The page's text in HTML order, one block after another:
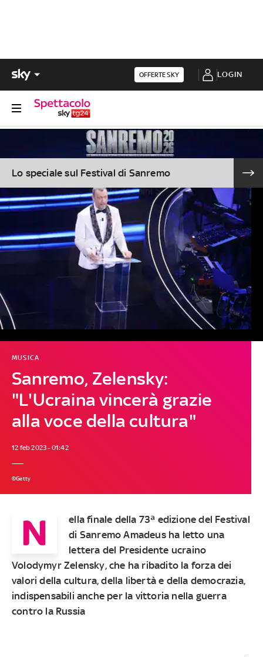
OFFERTE SKY LOGIN
Lo speciale sul Festival di Sanremo
Sanremo, Zelensky:
"L'Ucraina vincerà grazie
alla voce della cultura"
MUSICA
12 feb 2023 - 01:42
©Getty
N
ella finale della 73ª edizione del Festival
di Sanremo Amadeus ha letto una
lettera del Presidente ucraino
Volodymyr Zelensky, che ha ribadito la forza dei
valori della cultura, della libertà e della democrazia,
indispensabili anche per la vittoria nella guerra
contro la Russia